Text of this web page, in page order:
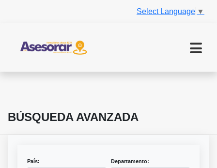
Select Language ▼
BÚSQUEDA AVANZADA
País: Departamento: